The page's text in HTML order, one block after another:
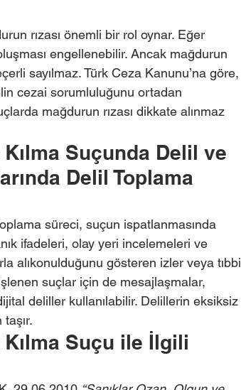
rızası önemli bir rol oynar. Eğer
engellenebilir. Ancak mağdurun
sayılmaz. Türk Ceza Kanunu’na göre,
cezai sorumluluğunu ortadan
mağdurun rızası dikkate alınmaz
Suçunda Delil ve
Delil Toplama
süreci, suçun ispatlanmasında
ifadeleri, olay yeri incelemeleri ve
alıkonulduğunu gösteren izler veya tıbbi
suçlar için de mesajlaşmalar,
deliller kullanılabilir. Delillerin eksiksiz
Suçu ile İlgili